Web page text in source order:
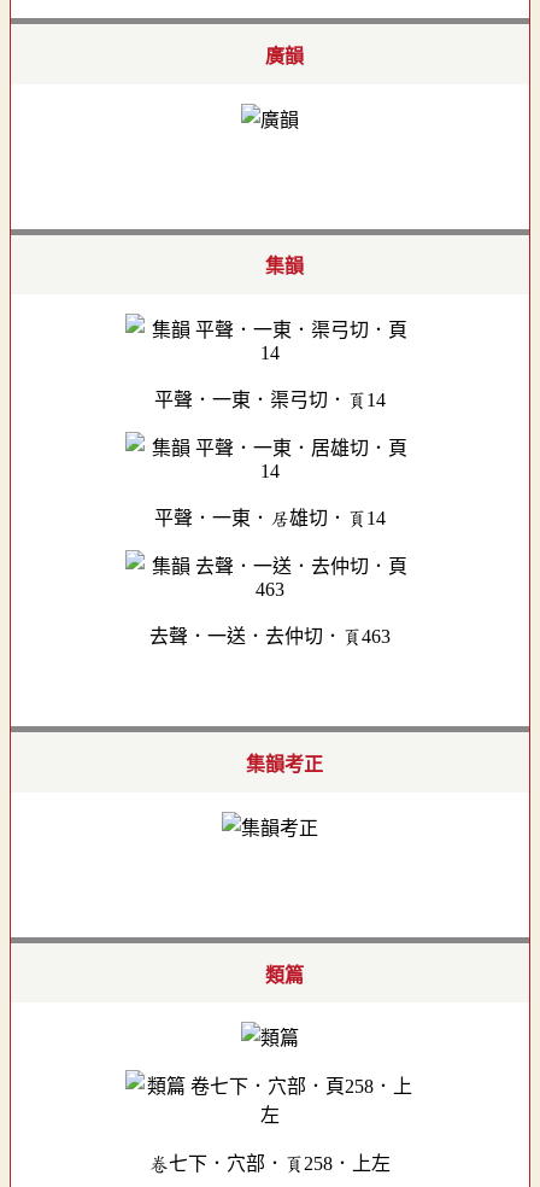
廣韻
集韻
平聲．一東．渠弓切．頁14
平聲．一東．居雄切．頁14
去聲．一送．去仲切．頁463
集韻考正
類篇
卷七下．穴部．頁258．上左